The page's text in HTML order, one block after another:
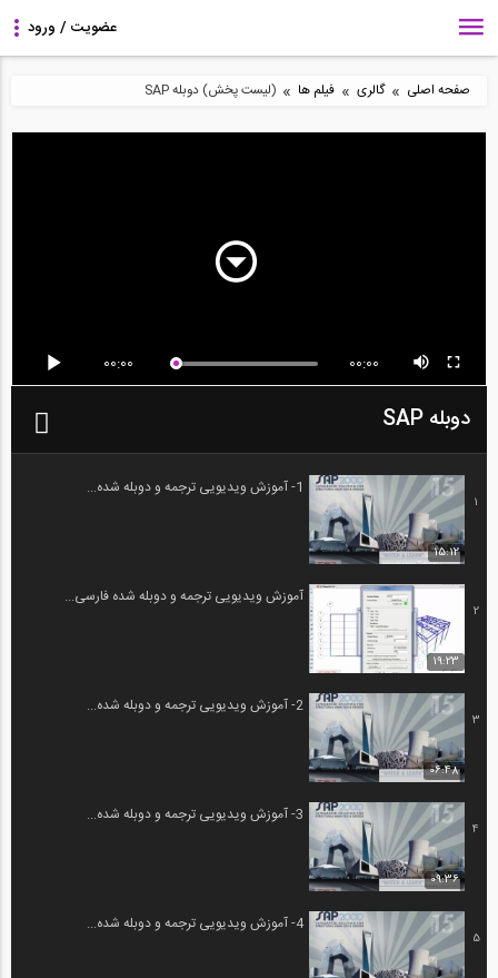
صفحه اصلی » گالری » فیلم ها » (لیست پخش) دوبله SAP
00:00 00:00
دوبله SAP
1
15:12
1- آموزش ویدیویی ترجمه و دوبله شده...
2
19:23
آموزش ویدیویی ترجمه و دوبله شده فارسی...
3
06:48
2- آموزش ویدیویی ترجمه و دوبله شده...
4
09:36
3- آموزش ویدیویی ترجمه و دوبله شده...
5
4- آموزش ویدیویی ترجمه و دوبله شده...